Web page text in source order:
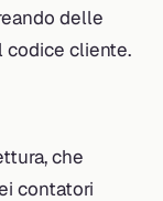
delle
codice cliente.
che
contatori